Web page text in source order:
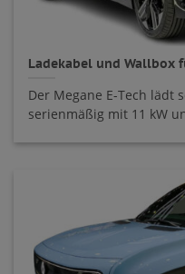
Ladekabel und Wallbox
Der Megane E-Tech lädt
serienmäßig mit 11 kW